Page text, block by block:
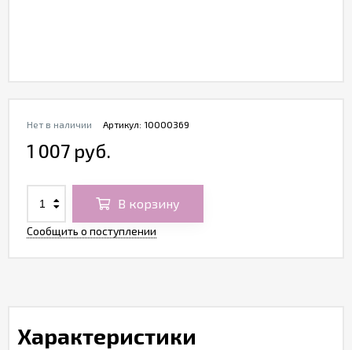
Артикул: 10000369
Нет в наличии
1 007 руб.
В корзину
Сообщить о поступлении
Характеристики